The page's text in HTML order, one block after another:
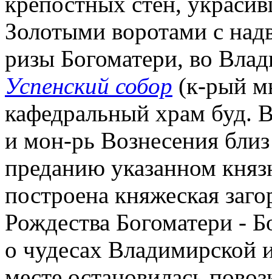
Золотыми воротами с
ризы Богоматери, во
Успенский собор (к-рый
кафедральный храм буд.
и мон-рь Вознесения
преданию указанном
построена княжеская
Рождества Богоматери -
о чудесах